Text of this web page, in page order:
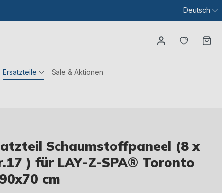
Deutsch
Du
Ersatzteile Sale & Aktionen
Schaumstoffpaneel (8 x
) für LAY-Z-SPA® Toronto
cm